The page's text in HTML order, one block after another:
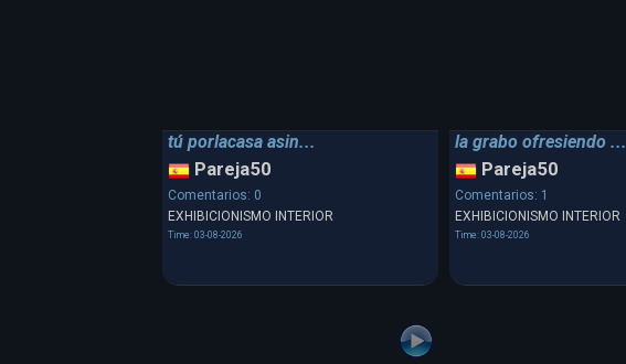
tú porlacasa asin...
Pareja50
Comentarios: 0
EXHIBICIONISMO INTERIOR
Time: 03-08-2026
la grabo ofresiendo ...
Pareja50
Comentarios: 1
EXHIBICIONISMO INTERIOR
Time: 03-08-2026